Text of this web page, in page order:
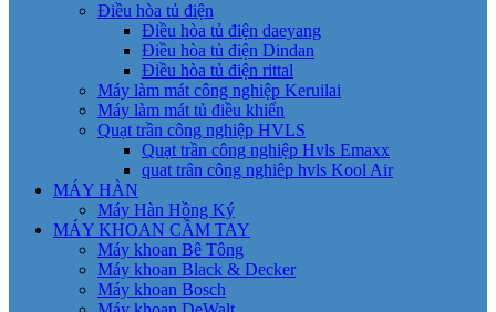
Điều hòa tủ điện
Điều hòa tủ điện daeyang
Điều hòa tủ điện Dindan
Điều hòa tủ điện rittal
Máy làm mát công nghiệp Keruilai
Máy làm mát tủ điều khiển
Quạt trần công nghiệp HVLS
Quạt trần công nghiệp Hvls Emaxx
quat trân công nghiêp hvls Kool Air
MÁY HÀN
Máy Hàn Hồng Ký
MÁY KHOAN CẦM TAY
Máy khoan Bê Tông
Máy khoan Black & Decker
Máy khoan Bosch